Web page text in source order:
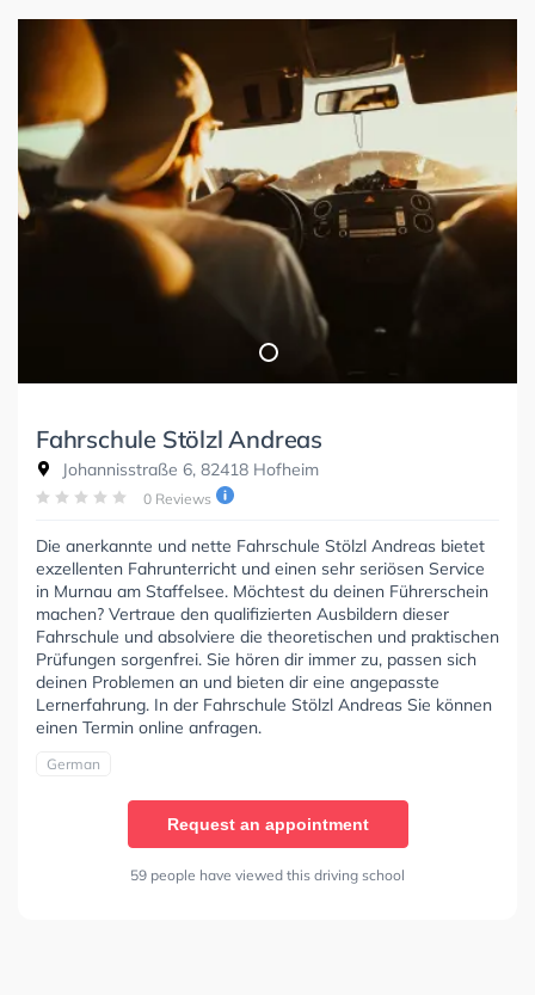
Fahrschule Stölzl Andreas
Johannisstraße 6, 82418 Hofheim
0 Reviews
Die anerkannte und nette Fahrschule Stölzl Andreas bietet
exzellenten Fahrunterricht und einen sehr seriösen Service
in Murnau am Staffelsee. Möchtest du deinen Führerschein
machen? Vertraue den qualifizierten Ausbildern dieser
Fahrschule und absolviere die theoretischen und praktischen
Prüfungen sorgenfrei. Sie hören dir immer zu, passen sich
deinen Problemen an und bieten dir eine angepasste
Lernerfahrung. In der Fahrschule Stölzl Andreas Sie können
einen Termin online anfragen.
German
Request an appointment
59 people have viewed this driving school